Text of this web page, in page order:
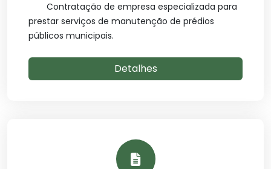
Contratação de empresa especializada para
prestar serviços de manutenção de prédios
públicos municipais.
Detalhes